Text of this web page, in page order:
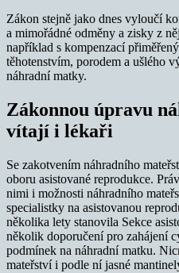
Zákon stejně jako dnes vyloučí
a mimořádné odměny a zisky z
například s kompenzací
těhotenstvím, porodem a ušlého
náhradní matky.
Zákonnou úpravu
vítají i lékaři
Se zakotvením náhradního
oboru asistované reprodukce.
nimi i možnosti náhradního
specialistky na asistovanou
několika lety stanovila Sekce
několik doporučení pro zahájení
podmínek na náhradní matku.
mateřství i podle ní jasné